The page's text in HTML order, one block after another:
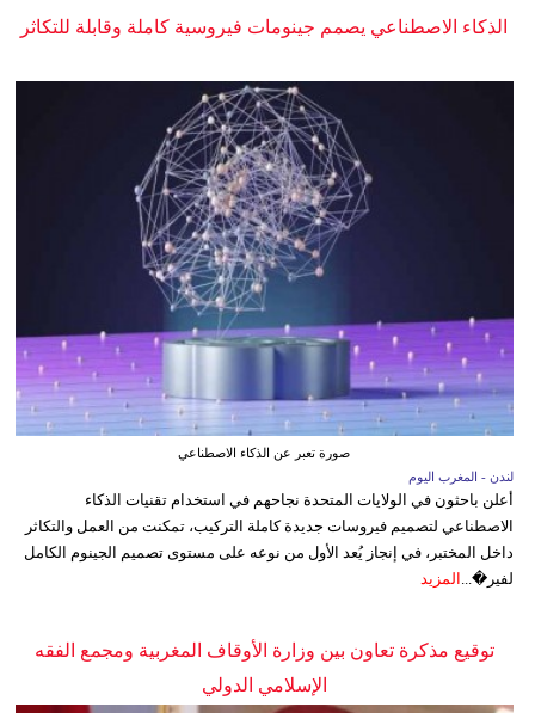
الذكاء الاصطناعي يصمم جينومات فيروسية كاملة وقابلة للتكاثر
صورة تعبر عن الذكاء الاصطناعي
لندن - المغرب اليوم
أعلن باحثون في الولايات المتحدة نجاحهم في استخدام تقنيات الذكاء
الاصطناعي لتصميم فيروسات جديدة كاملة التركيب، تمكنت من العمل والتكاثر
داخل المختبر، في إنجاز يُعد الأول من نوعه على مستوى تصميم الجينوم الكامل
لفير�... المزيد
توقيع مذكرة تعاون بين وزارة الأوقاف المغربية ومجمع الفقه
الإسلامي الدولي